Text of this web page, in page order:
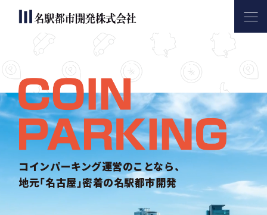
サービス内容
会社案内
お問い合わせ
コインパーキング運営のことなら、
地元｢名古屋｣密着の名駅都市開発